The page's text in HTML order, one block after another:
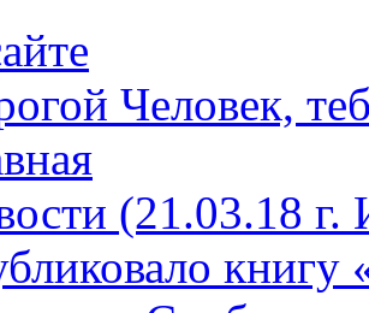
Человек,
(21.03.18 г.
книгу